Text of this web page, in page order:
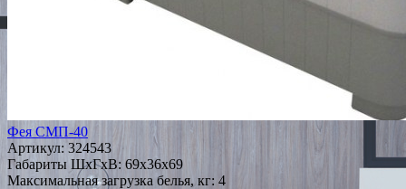
Фея СМП-40
Артикул: 324543
Габариты ШxГxВ: 69x36x69
Максимальная загрузка белья, кг: 4